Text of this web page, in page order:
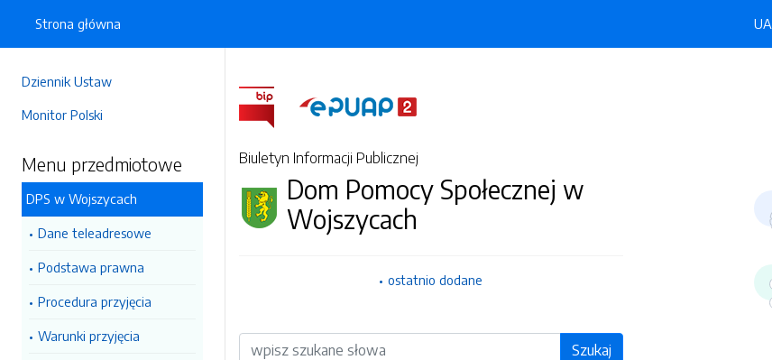
Dziennik Ustaw
Monitor Polski
Menu przedmiotowe
DPS w Wojszycach
Dane teleadresowe
Podstawa prawna
Procedura przyjęcia
Warunki przyjęcia
Strona główna UA
Biuletyn Informacji Publicznej
Dom Pomocy Społecznej w
Wojszycach
ostatnio dodane
Wyszukiwarka Szukaj